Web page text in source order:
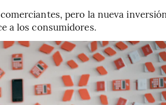
pero la nueva
a los consumidores.